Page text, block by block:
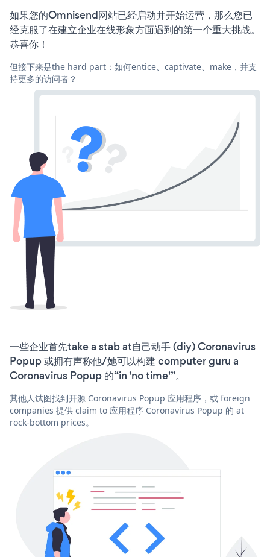
如果您的Omnisend网站已经启动并开始运营，那么您已
经克服了在建立企业在线形象方面遇到的第一个重大挑战。
恭喜你！
但接下来是the hard part：如何entice、captivate、make，并支
持更多的访问者？
一些企业首先take a stab at自己动手 (diy) Coronavirus
Popup 或拥有声称他/她可以构建 computer guru a
Coronavirus Popup 的“in 'no time'”。
其他人试图找到开源 Coronavirus Popup 应用程序，或 foreign
companies 提供 claim to 应用程序 Coronavirus Popup 的 at
rock-bottom prices。